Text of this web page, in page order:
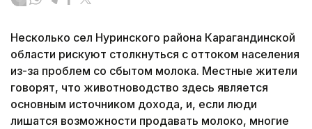
Несколько сел Нуринского района Карагандинской
области рискуют столкнуться с оттоком населения
из-за проблем со сбытом молока. Местные жители
говорят, что животноводство здесь является
основным источником дохода, и, если люди
лишатся возможности продавать молоко, многие